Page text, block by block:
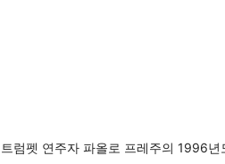
럼펫 연주자 파올로 프레주의 1996